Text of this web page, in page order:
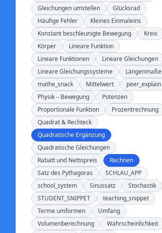
Gleichungen umstellen
Glücksrad
Häufige Fehler
Kleines Einmaleins
Konstant beschleunigte Bewegung
Kreis
Körper
Lineare Funktion
Lineare Funktionen
Lineare Gleichungen
Lineare Gleichungssysteme
Längenmaße
mathe_snack
Mittelwert
peer_explain
Physik – Bewegung
Potenzen
Proportionale Funktion
Prozentrechnung
Quadrat & Rechteck
Quadratische Ergänzung
Quadratische Gleichungen
Rabatt und Nettopreis
Rechnen
Satz des Pythagoras
SCHLAU_APP
school_system
Sinussatz
Stochastik
STUDENT_SNIPPET
teaching_snippet
Terme umformen
Umfang
Volumenberechnung
Wahrscheinlichkeit